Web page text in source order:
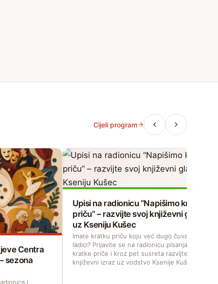
Cijeli program
Centra
sezona
i
Upisi na radionicu “Napišimo kratku
priču” – razvijte svoj književni glas
uz Kseniju Kušec
Imate kratku priču koju već dugo čuvate u
ladici? Prijavite se na radionicu pisanja
kratke priče i kroz pet susreta razvijte svoj
književni izraz uz vodstvo Ksenije Kušec.